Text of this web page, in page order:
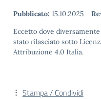
Pubblicato: 15.10.2025 -
Eccetto dove
stato rilasciato sotto
Attribuzione 4.0 Italia.
Stampa / Condividi